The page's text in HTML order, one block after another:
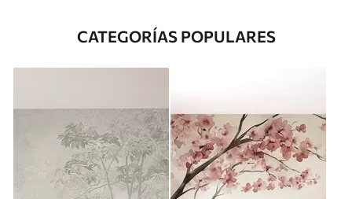
CATEGORÍAS POPULARES